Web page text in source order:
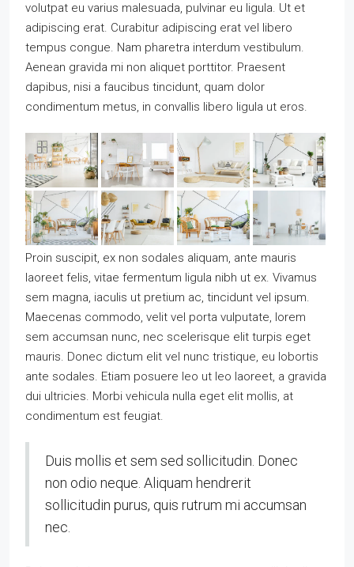
volutpat eu varius malesuada, pulvinar eu ligula. Ut et
adipiscing erat. Curabitur adipiscing erat vel libero
tempus congue. Nam pharetra interdum vestibulum.
Aenean gravida mi non aliquet porttitor. Praesent
dapibus, nisi a faucibus tincidunt, quam dolor
condimentum metus, in convallis libero ligula ut eros.
Proin suscipit, ex non sodales aliquam, ante mauris
laoreet felis, vitae fermentum ligula nibh ut ex. Vivamus
sem magna, iaculis ut pretium ac, tincidunt vel ipsum.
Maecenas commodo, velit vel porta vulputate, lorem
sem accumsan nunc, nec scelerisque elit turpis eget
mauris. Donec dictum elit vel nunc tristique, eu lobortis
ante sodales. Etiam posuere leo ut leo laoreet, a gravida
dui ultricies. Morbi vehicula nulla eget elit mollis, at
condimentum est feugiat.
Duis mollis et sem sed sollicitudin. Donec
non odio neque. Aliquam hendrerit
sollicitudin purus, quis rutrum mi accumsan
nec.